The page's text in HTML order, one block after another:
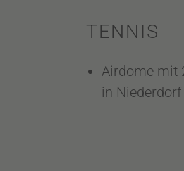
TENNIS
Airdome mit
in Niederdorf